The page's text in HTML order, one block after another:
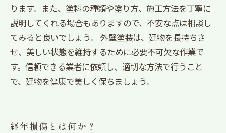
ります。また、塗料の種類や塗り方、施工方法を丁寧に
説明してくれる場合もありますので、不安な点は相談し
てみると良いでしょう。 外壁塗装は、建物を長持ちさ
せ、美しい状態を維持するために必要不可欠な作業で
す。信頼できる業者に依頼し、適切な方法で行うこと
で、建物を健康で美しく保ちましょう。
経年損傷とは何か？